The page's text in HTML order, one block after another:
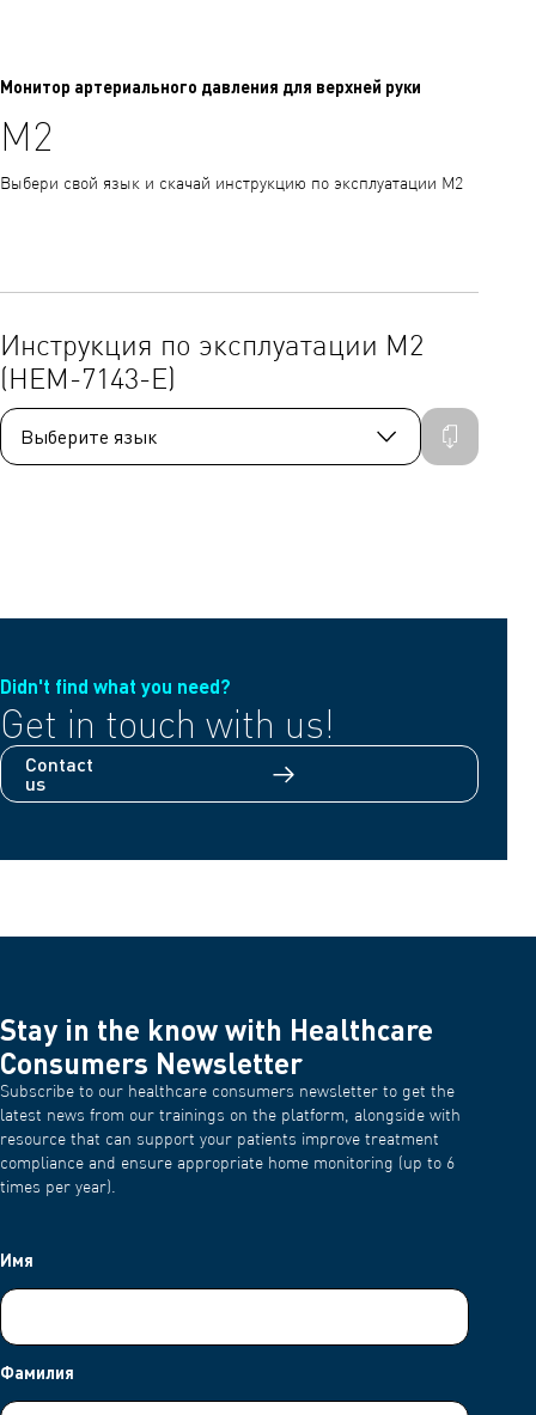
Монитор артериального давления для верхней руки
M2
Выбери свой язык и скачай инструкцию по эксплуатации M2
Инструкция по эксплуатации M2
(HEM-7143-E)
Didn't find what you need?
Get in touch with us!
Contact
us
Stay in the know with Healthcare
Consumers Newsletter
Subscribe to our healthcare consumers newsletter to get the
latest news from our trainings on the platform, alongside with
resource that can support your patients improve treatment
compliance and ensure appropriate home monitoring (up to 6
times per year).
Имя
Фамилия